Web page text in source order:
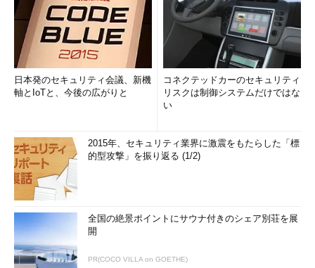
日本発のセキュリティ会議、新機
軸とIoTと、今後の広がりと
コネクテッドカーのセキュリティ
リスクは制御システムだけではな
い
2015年、セキュリティ業界に激震をもたらした「標
的型攻撃」を振り返る (1/2)
全国の絶景ポイントにサウナ付きのシェア別荘を展
開
PR(COCO VILLA on GOETHE)